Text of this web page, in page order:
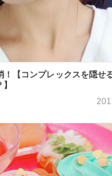
！【コンプレックスを隠せ